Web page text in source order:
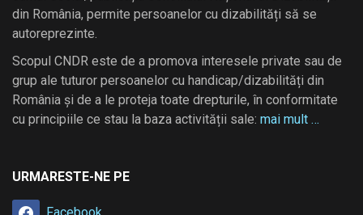
din România, permite persoanelor cu dizabilități să se
autoreprezinte.
Scopul CNDR este de a promova interesele private sau de
grup ale tuturor persoanelor cu handicap/dizabilități din
România și de a le proteja toate drepturile, în conformitate
cu principiile ce stau la baza activității sale: mai mult …
URMARESTE-NE PE